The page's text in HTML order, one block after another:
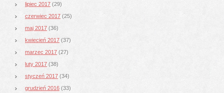
lipiec 2017 (29)
czerwiec 2017 (25)
maj 2017 (36)
kwiecień 2017 (37)
marzec 2017 (27)
luty 2017 (38)
styczeń 2017 (34)
grudzień 2016 (33)